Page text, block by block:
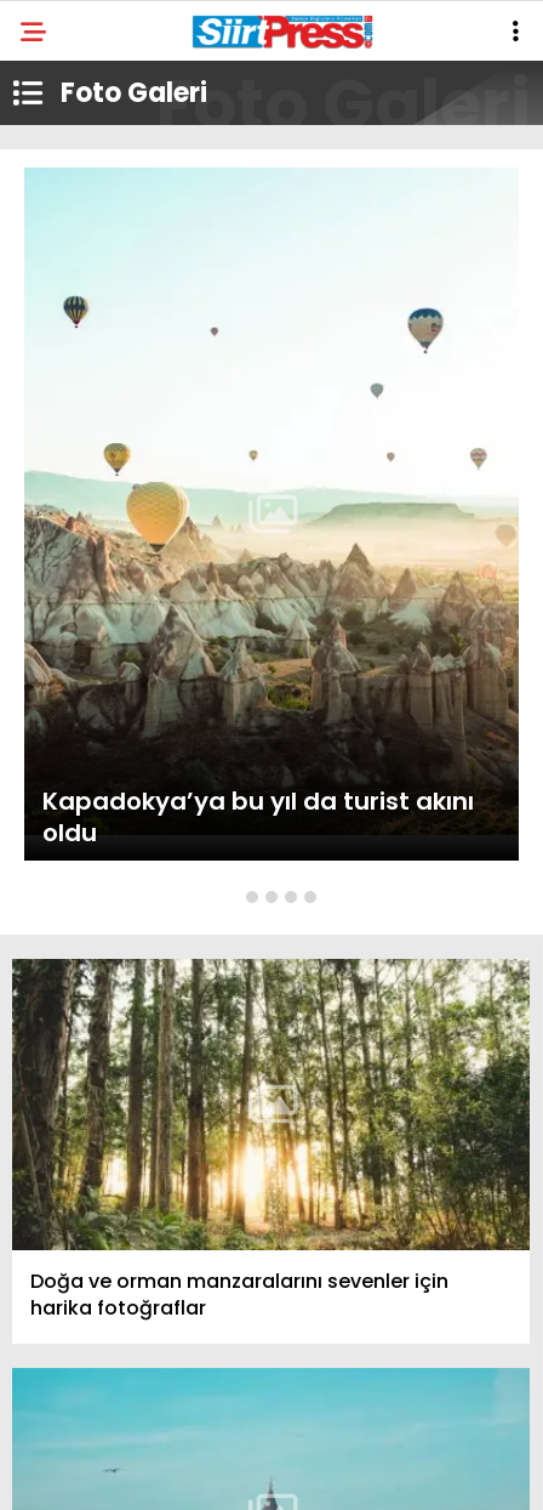
Foto Galeri
Kapadokya’ya bu yıl da turist akını
oldu
Doğa ve orman manzaralarını sevenler için
harika fotoğraflar